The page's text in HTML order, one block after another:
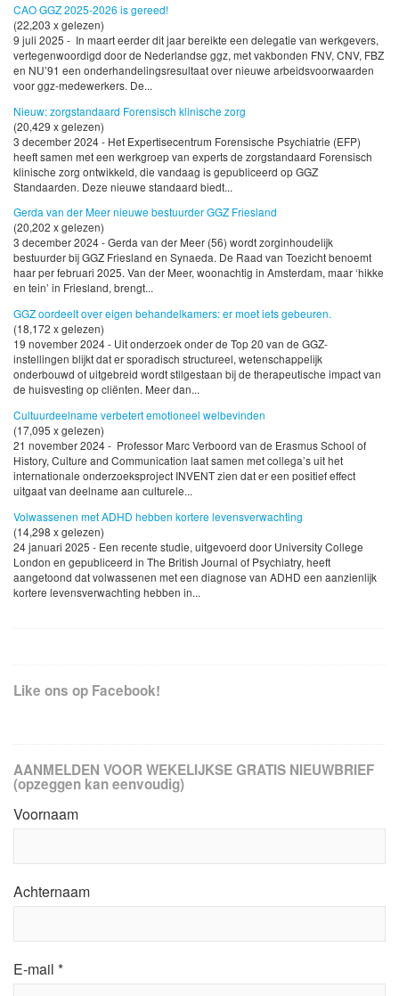
CAO GGZ 2025-2026 is gereed!
(22,203 x gelezen)
9 juli 2025 - In maart eerder dit jaar bereikte een delegatie van werkgevers,
vertegenwoordigd door de Nederlandse ggz, met vakbonden FNV, CNV, FBZ
en NU’91 een onderhandelingsresultaat over nieuwe arbeidsvoorwaarden
voor ggz-medewerkers. De...
Nieuw: zorgstandaard Forensisch klinische zorg
(20,429 x gelezen)
3 december 2024 - Het Expertisecentrum Forensische Psychiatrie (EFP)
heeft samen met een werkgroep van experts de zorgstandaard Forensisch
klinische zorg ontwikkeld, die vandaag is gepubliceerd op GGZ
Standaarden. Deze nieuwe standaard biedt...
Gerda van der Meer nieuwe bestuurder GGZ Friesland
(20,202 x gelezen)
3 december 2024 - Gerda van der Meer (56) wordt zorginhoudelijk
bestuurder bij GGZ Friesland en Synaeda. De Raad van Toezicht benoemt
haar per februari 2025. Van der Meer, woonachtig in Amsterdam, maar ‘hikke
en tein’ in Friesland, brengt...
GGZ oordeelt over eigen behandelkamers: er moet iets gebeuren.
(18,172 x gelezen)
19 november 2024 - Uit onderzoek onder de Top 20 van de GGZ-
instellingen blijkt dat er sporadisch structureel, wetenschappelijk
onderbouwd of uitgebreid wordt stilgestaan bij de therapeutische impact van
de huisvesting op cliënten. Meer dan...
Cultuurdeelname verbetert emotioneel welbevinden
(17,095 x gelezen)
21 november 2024 - Professor Marc Verboord van de Erasmus School of
History, Culture and Communication laat samen met collega’s uit het
internationale onderzoeksproject INVENT zien dat er een positief effect
uitgaat van deelname aan culturele...
Volwassenen met ADHD hebben kortere levensverwachting
(14,298 x gelezen)
24 januari 2025 - Een recente studie, uitgevoerd door University College
London en gepubliceerd in The British Journal of Psychiatry, heeft
aangetoond dat volwassenen met een diagnose van ADHD een aanzienlijk
kortere levensverwachting hebben in...
Like ons op Facebook!
AANMELDEN VOOR WEKELIJKSE GRATIS NIEUWBRIEF
(opzeggen kan eenvoudig)
Voornaam
Achternaam
E-mail *